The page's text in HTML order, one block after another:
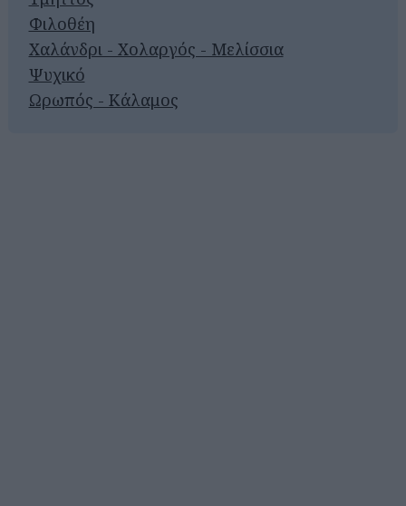
Φιλοθέη
Χαλάνδρι - Χολαργός - Μελίσσια
Ψυχικό
Ωρωπός - Κάλαμος